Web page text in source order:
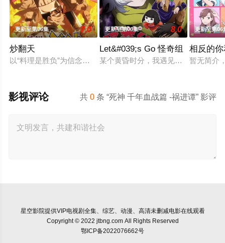
更新至第06集 7.0
炒翻天
以“料理是胜负”为信念、“中国菜霸王”秋山阶一郎的孙子秋山
更新至第06集 8.0
Let&#039;s Go 怪奇组
某个黄昏时分，我遇见了专门恐吓
更新至第06
相反的
暂无简介
共0 条 “死神 千年血战篇 -祸进谭” 影评
影视评论
星空影院提供VIP电视剧全集、综艺、动漫、高清未删减电影在线观看
Copyright © 2022 jtbng.com All Rights Reserved
鄂ICP备2022076662号